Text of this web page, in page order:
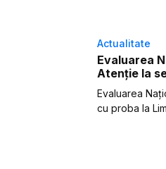
Actualitate
Evaluarea
Atenție la
Evaluarea
cu proba la